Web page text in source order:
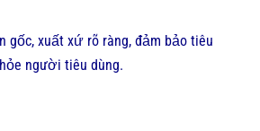
gốc, xuất xứ rõ ràng, đảm bảo tiêu
người tiêu dùng.